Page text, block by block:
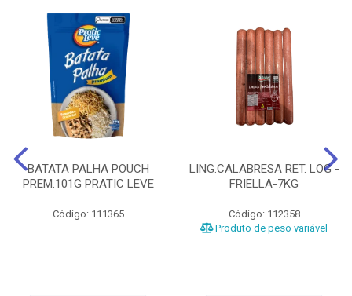
BATATA PALHA POUCH
PREM.101G PRATIC LEVE
Código: 111365
LING.CALABRESA RET. LOG -
FRIELLA-7KG
Código: 112358
Produto de peso variável